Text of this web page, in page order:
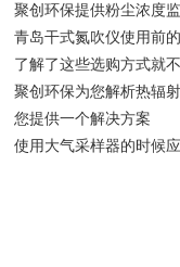
聚创环保提供粉尘浓度
青岛干式氮吹仪使用前
了解了这些选购方式就
聚创环保为您解析热辐
您提供一个解决方案
使用大气采样器的时候